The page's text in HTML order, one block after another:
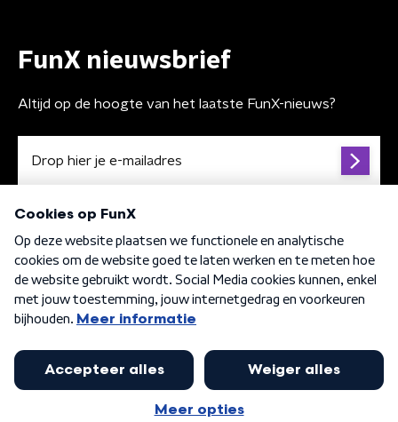
FunX nieuwsbrief
Altijd op de hoogte van het laatste FunX-nieuws?
Algemene voorwaarden Privacybeleid